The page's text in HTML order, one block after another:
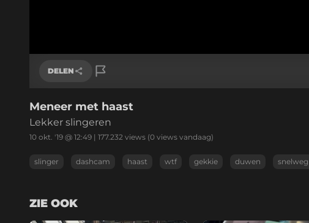
DELEN
Link kopiëren
Meneer met haast
Lekker slingeren
10 okt. '19 @ 12:49 | 177.232 views (0 views vandaag)
slinger dashcam haast wtf gekkie duwen snelweg
ZIE OOK